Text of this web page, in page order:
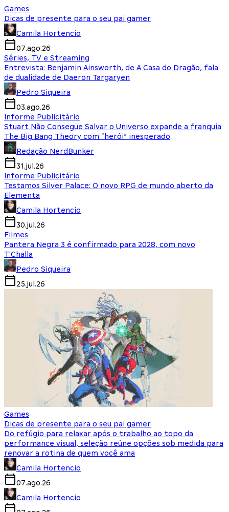
Games
Dicas de presente para o seu pai gamer
Camila Hortencio
07.ago.26
Séries, TV e Streaming
Entrevista: Benjamin Ainsworth, de A Casa do Dragão, fala
de dualidade de Daeron Targaryen
Pedro Siqueira
03.ago.26
Informe Publicitário
Stuart Não Consegue Salvar o Universo expande a franquia
The Big Bang Theory com “herói” inesperado
Redação NerdBunker
31.jul.26
Informe Publicitário
Testamos Silver Palace: O novo RPG de mundo aberto da
Elementa
Camila Hortencio
30.jul.26
Filmes
Pantera Negra 3 é confirmado para 2028, com novo
T'Challa
Pedro Siqueira
25.jul.26
Games
Dicas de presente para o seu pai gamer
Do refúgio para relaxar após o trabalho ao topo da
performance visual, seleção reúne opções sob medida para
renovar a rotina de quem você ama
Camila Hortencio
07.ago.26
Camila Hortencio